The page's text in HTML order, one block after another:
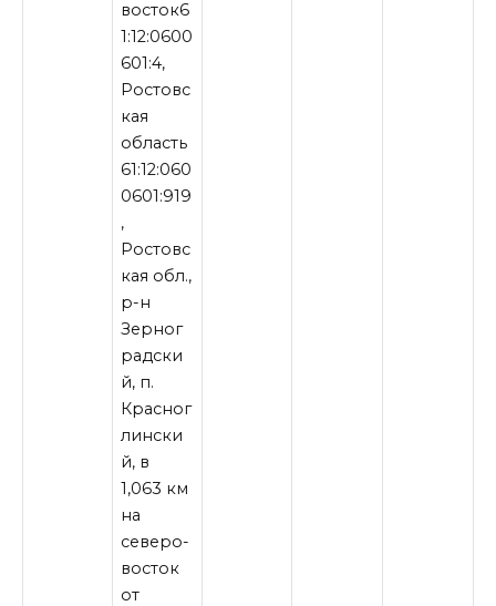
восток6
1:12:0600
601:4,
Ростовс
кая
область
61:12:060
0601:919
,
Ростовс
кая обл.,
р-н
Зерног
радски
й, п.
Красног
лински
й, в
1,063 км
на
северо-
восток
от